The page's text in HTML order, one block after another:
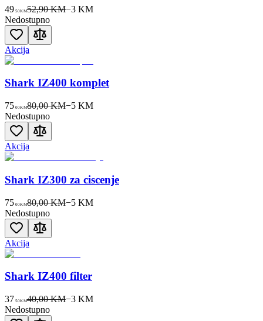
49 50KM52,90 KM−3KM
Nedostupno
Akcija
Shark IZ400 komplet
75 00KM80,00 KM−5KM
Nedostupno
Akcija
Shark IZ300 za ciscenje
75 00KM80,00 KM−5KM
Nedostupno
Akcija
Shark IZ400 filter
37 50KM40,00 KM−3KM
Nedostupno